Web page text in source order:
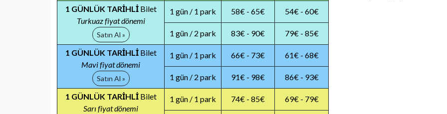
1 GÜNLÜK TARİHLİBilet
Turkuaz fiyat dönemi
Satın Al »
1 gün / 1 park 58€ - 65€ 54€ - 60€
1 gün / 2 park 83€ - 90€ 79€ - 85€
1 GÜNLÜK TARİHLİBilet
Mavi fiyat dönemi
Satın Al »
1 gün / 1 park 66€ - 73€ 61€ - 68€
1 gün / 2 park 91€ - 98€ 86€ - 93€
1 GÜNLÜK TARİHLİBilet
Sarı fiyat dönemi
1 gün / 1 park 74€ - 85€ 69€ - 79€